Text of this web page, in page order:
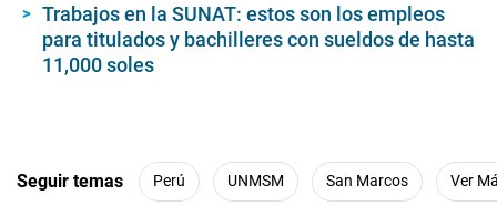
Trabajos en la SUNAT: estos son los empleos
para titulados y bachilleres con sueldos de hasta
11,000 soles
Seguir temas Perú UNMSM San Marcos Ver